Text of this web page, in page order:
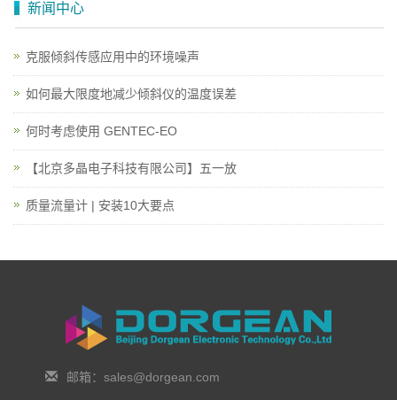
新闻中心
克服倾斜传感应用中的环境噪声
如何最大限度地减少倾斜仪的温度误差
何时考虑使用 GENTEC-EO
【北京多晶电子科技有限公司】五一放
质量流量计 | 安装10大要点
邮箱：sales@dorgean.com